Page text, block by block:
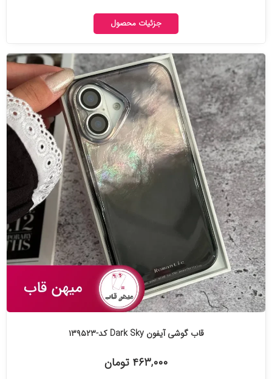
جزئیات محصول
قاب گوشی آیفون Dark Sky کد-۱۳۹۵۲۳
۴۶۳,۰۰۰ تومان